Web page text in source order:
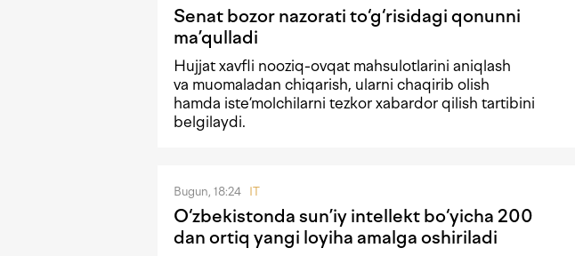
Senat bozor nazorati to‘g‘risidagi qonunni
ma’qulladi
Hujjat xavfli nooziq-ovqat mahsulotlarini aniqlash
va muomaladan chiqarish, ularni chaqirib olish
hamda iste’molchilarni tezkor xabardor qilish tartibini
belgilaydi.
Bugun, 18:24 IT
O‘zbekistonda sun’iy intellekt bo‘yicha 200
dan ortiq yangi loyiha amalga oshiriladi